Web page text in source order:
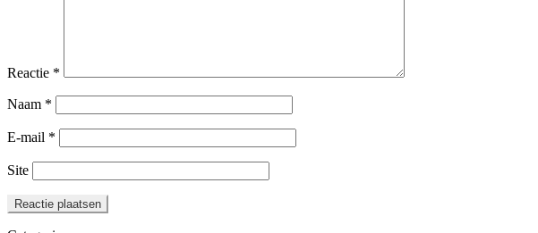
Reactie *
Naam *
E-mail *
Site